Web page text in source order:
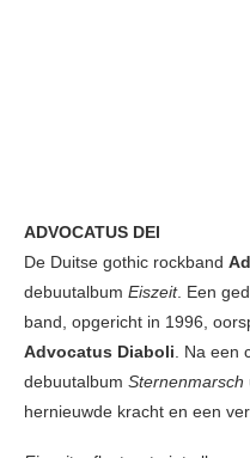
ADVOCATUS DEI
De Duitse gothic rockband
debuutalbum Eiszeit. Een
band, opgericht in 1996,
Advocatus Diaboli. Na een
debuutalbum Sternenmarsch
hernieuwde kracht en een